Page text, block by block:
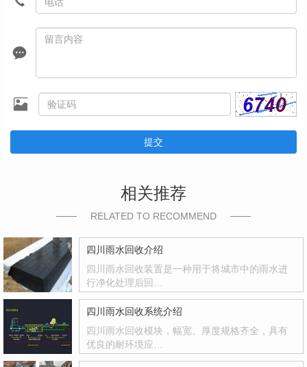
提交
相关推荐
RELATED TO RECOMMEND
四川雨水回收介绍
四川雨水回收装置是一种用于将城市中的雨水进
行净化处理后回…
四川雨水回收系统介绍
四川雨水回收模块，幅宽、厚度规格齐全，具有
优良的耐环境应…